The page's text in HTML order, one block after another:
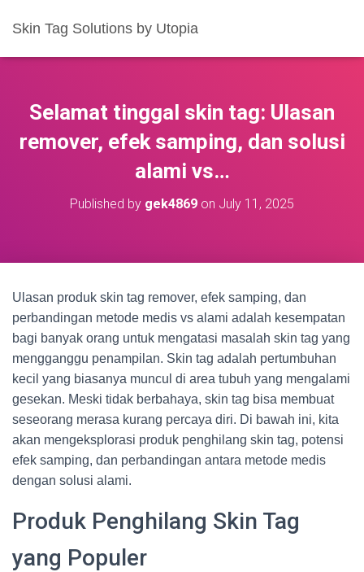
Skin Tag Solutions by Utopia
Selamat tinggal skin tag: Ulasan
remover, efek samping, dan solusi
alami vs…
Published by gek4869 on July 11, 2025
Ulasan produk skin tag remover, efek samping, dan
perbandingan metode medis vs alami adalah kesempatan
bagi banyak orang untuk mengatasi masalah skin tag yang
mengganggu penampilan. Skin tag adalah pertumbuhan
kecil yang biasanya muncul di area tubuh yang mengalami
gesekan. Meski tidak berbahaya, skin tag bisa membuat
seseorang merasa kurang percaya diri. Di bawah ini, kita
akan mengeksplorasi produk penghilang skin tag, potensi
efek samping, dan perbandingan antara metode medis
dengan solusi alami.
Produk Penghilang Skin Tag
yang Populer